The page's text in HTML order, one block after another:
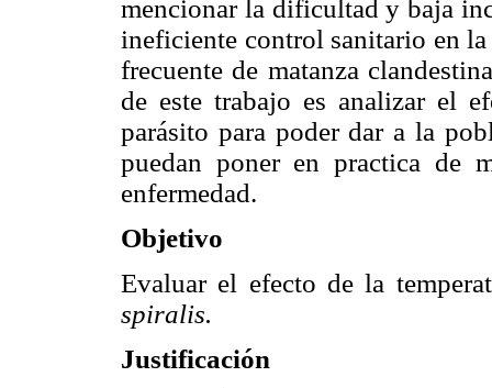
mencionar la dificultad y baja
ineficiente control sanitario en
frecuente de matanza
de este trabajo es analizar el
parásito para poder dar a la
puedan poner en practica de
enfermedad.
Objetivo
Evaluar el efecto de la
spiralis.
Justificación